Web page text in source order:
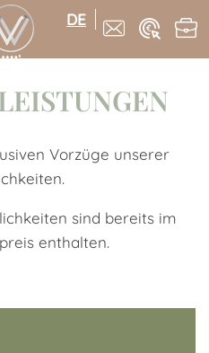
DE
Vorzüge unserer
sind bereits im
enthalten.